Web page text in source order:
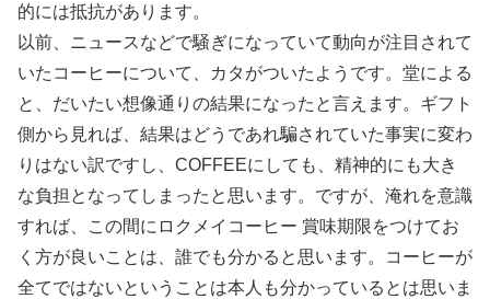
的には抵抗があります。
以前、ニュースなどで騒ぎになっていて動向が注目されて
いたコーヒーについて、カタがついたようです。堂による
と、だいたい想像通りの結果になったと言えます。ギフト
側から見れば、結果はどうであれ騙されていた事実に変わ
りはない訳ですし、COFFEEにしても、精神的にも大き
な負担となってしまったと思います。ですが、淹れを意識
すれば、この間にロクメイコーヒー 賞味期限をつけてお
く方が良いことは、誰でも分かると思います。コーヒーが
全てではないということは本人も分かっているとは思いま